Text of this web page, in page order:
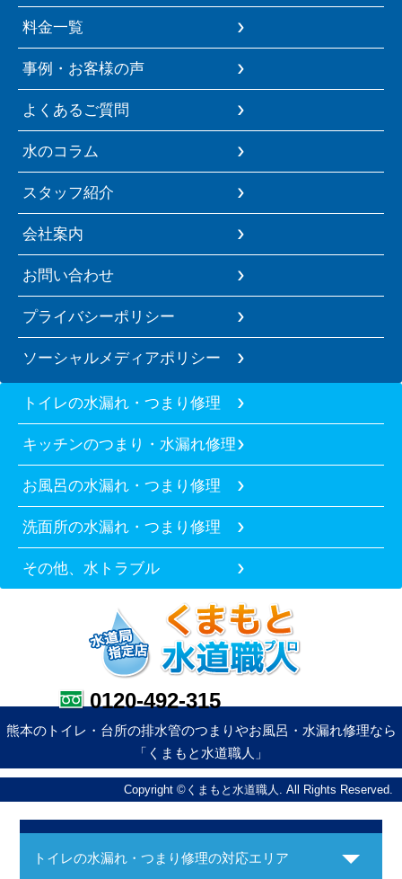
料金一覧
事例・お客様の声
よくあるご質問
水のコラム
スタッフ紹介
会社案内
お問い合わせ
プライバシーポリシー
ソーシャルメディアポリシー
トイレの水漏れ・つまり修理
キッチンのつまり・水漏れ修理
お風呂の水漏れ・つまり修理
洗面所の水漏れ・つまり修理
その他、水トラブル
0120-492-315
熊本のトイレ・台所の排水管のつまりやお風呂・水漏れ修理なら
「くまもと水道職人」
Copyright ©くまもと水道職人. All Rights Reserved.
トイレの水漏れ・つまり修理の対応エリア